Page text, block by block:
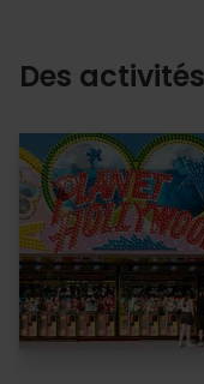
Des